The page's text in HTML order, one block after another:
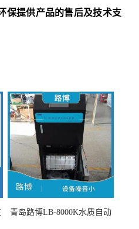
保提供产品的售后及技术支
青岛路博LB-8000K水质自动